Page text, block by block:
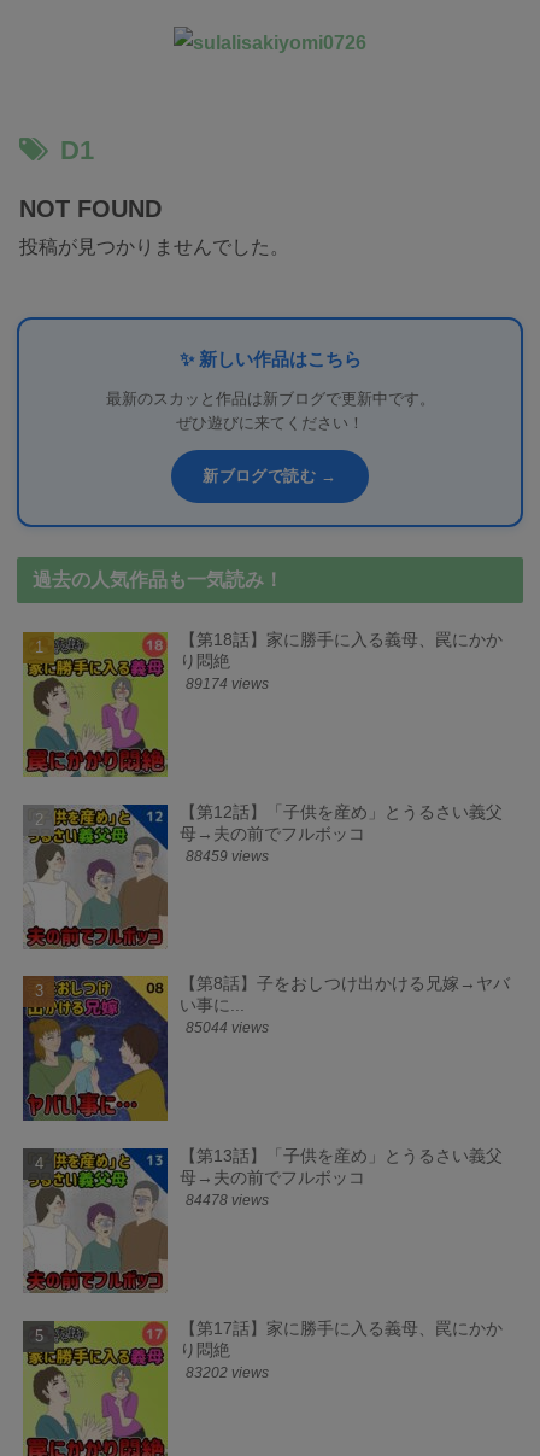
D1
NOT FOUND
投稿が見つかりませんでした。
✨ 新しい作品はこちら
最新のスカッと作品は新ブログで更新中です。
ぜひ遊びに来てください！
新ブログで読む →
過去の人気作品も一気読み！
【第18話】家に勝手に入る義母、罠にかか
り悶絶
89174 views
【第12話】「子供を産め」とうるさい義父
母→夫の前でフルボッコ
88459 views
【第8話】子をおしつけ出かける兄嫁→ヤバ
い事に...
85044 views
【第13話】「子供を産め」とうるさい義父
母→夫の前でフルボッコ
84478 views
【第17話】家に勝手に入る義母、罠にかか
り悶絶
83202 views